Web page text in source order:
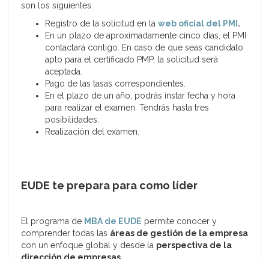
son los siguientes:
Registro de la solicitud en la web oficial del PMI .
En un plazo de aproximadamente cinco días, el PMI
contactará contigo. En caso de que seas candidato
apto para el certificado PMP, la solicitud será
aceptada.
Pago de las tasas correspondientes.
En el plazo de un año, podrás instar fecha y hora
para realizar el examen. Tendrás hasta tres
posibilidades.
Realización del examen.
EUDE te prepara para como líder
El programa de MBA de EUDE permite conocer y
comprender todas las áreas de gestión de la empresa
con un enfoque global y desde la perspectiva de la